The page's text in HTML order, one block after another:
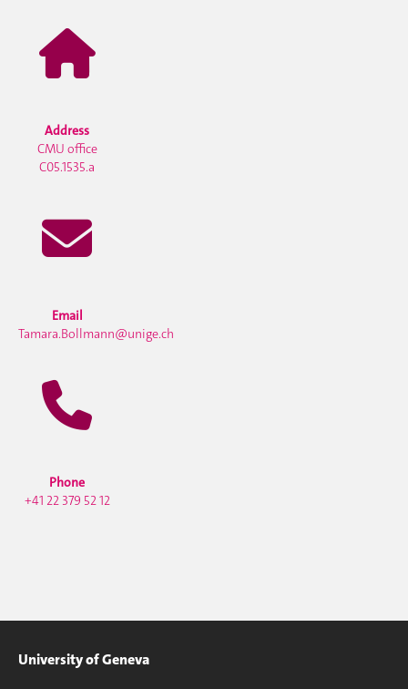
Address
CMU office
C05.1535.a
Email
Tamara.Bollmann@unige.ch
Phone
+41 22 379 52 12
University of Geneva